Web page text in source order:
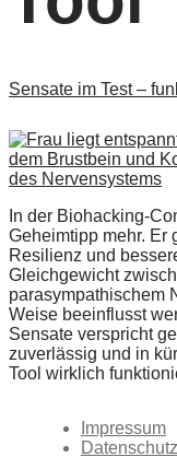
Sensate im Test –
In der Biohacking-
Geheimtipp mehr. Er
Resilienz und
Gleichgewicht
parasympathischem
Weise beeinflusst
Sensate verspricht
zuverlässig und in
Tool wirklich
Impressum
Datenschutz